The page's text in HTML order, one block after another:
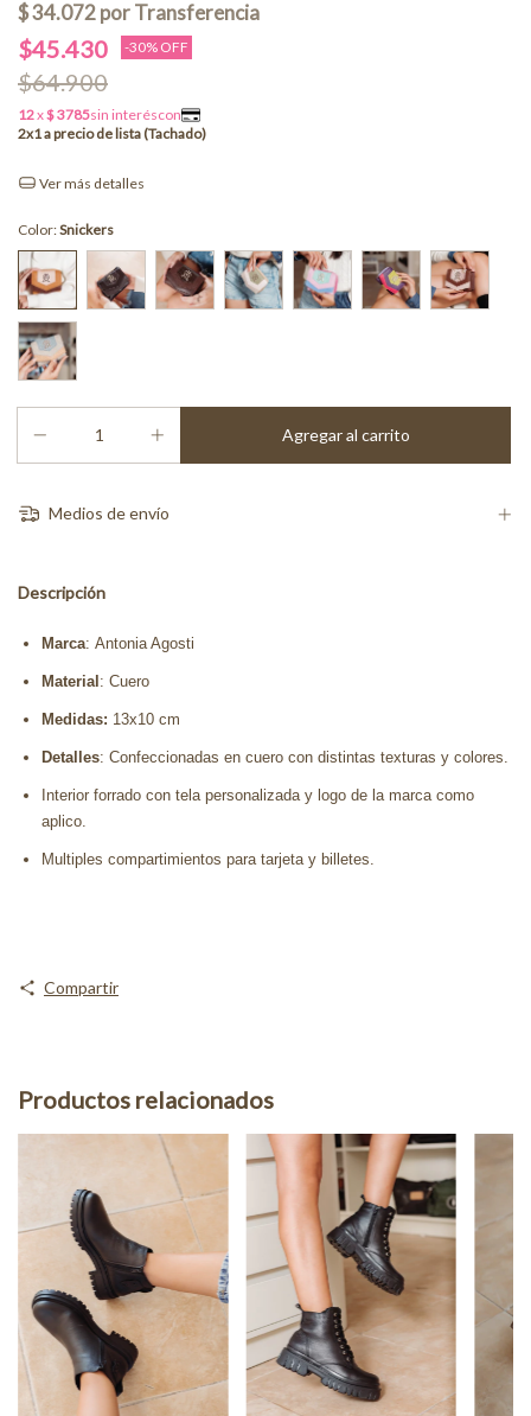
$45.430 -30% OFF
$64.900
Ver más detalles
Color:Snickers
Medios de envío
Descripción
Marca: Antonia Agosti
Material : Cuero
Medidas: 13x10 cm
Detalles: Confeccionadas en cuero con distintas texturas y colores.
Interior forrado con tela personalizada y logo de la marca como
aplico.
Multiples compartimientos para tarjeta y billetes.
Compartir
Productos relacionados